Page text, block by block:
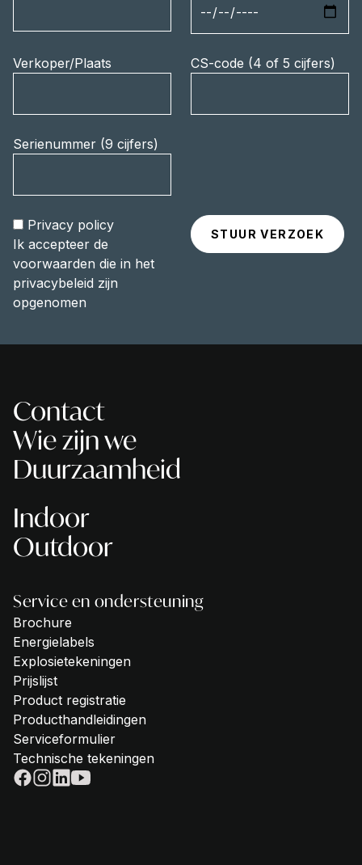
Verkoper/Plaats CS-code (4 of 5 cijfers)
Serienummer (9 cijfers)
Privacy policy
Ik accepteer de
voorwaarden die in het
privacybeleid zijn
opgenomen
Contact
Wie zijn we
Duurzaamheid
Indoor
Outdoor
Service en ondersteuning
Brochure
Energielabels
Explosietekeningen
Prijslijst
Product registratie
Producthandleidingen
Serviceformulier
Technische tekeningen